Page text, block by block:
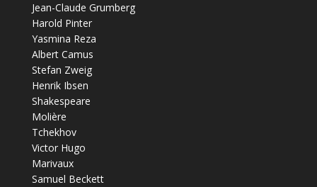
Jean-Claude Grumberg
Harold Pinter
Yasmina Reza
Albert Camus
Stefan Zweig
Henrik Ibsen
Shakespeare
Molière
Tchekhov
Victor Hugo
Marivaux
Samuel Beckett